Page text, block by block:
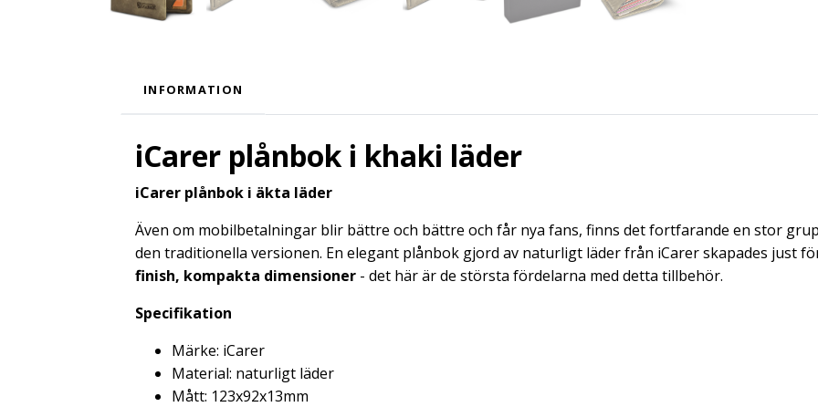
INFORMATION
iCarer plånbok i khaki läder
iCarer plånbok i äkta läder
Även om mobilbetalningar blir bättre och bättre och får nya fans, finns det fortfarande en stor
den traditionella versionen. En elegant plånbok gjord av naturligt läder från iCarer skapades just
finish, kompakta dimensioner - det här är de största fördelarna med detta tillbehör.
Specifikation
Märke: iCarer
Material: naturligt läder
Mått: 123x92x13mm